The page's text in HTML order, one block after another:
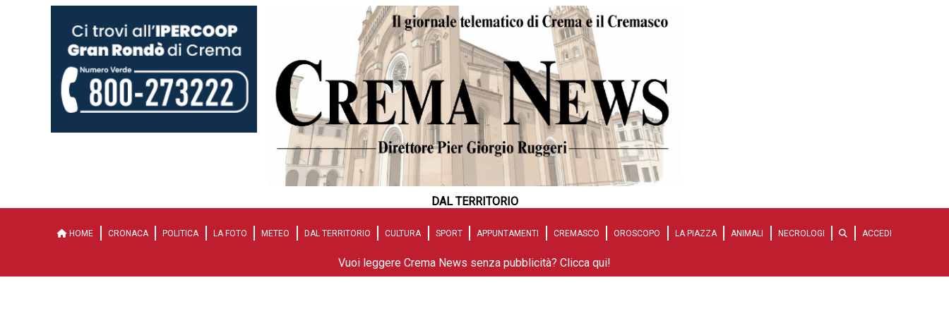
DAL TERRITORIO
HOME CRONACA POLITICA LA FOTO METEO DAL TERRITORIO CULTURA SPORT APPUNTAMENTI CREMASCO OROSCOPO LA PIAZZA ANIMALI NECROLOGI ACCEDI
Vuoi leggere Crema News senza pubblicità? Clicca qui!